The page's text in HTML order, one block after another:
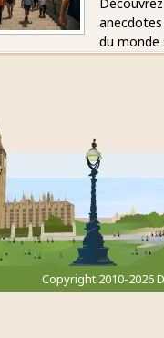
du monde
Copyright 2010-2026